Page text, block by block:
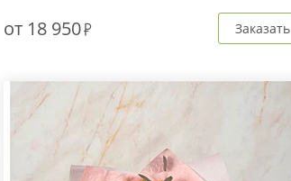
от 18 950 Заказать